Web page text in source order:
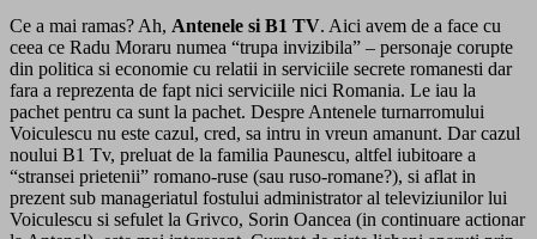
Ce a mai ramas? Ah, Antenele si B1 TV. Aici avem de a face cu
ceea ce Radu Moraru numea “trupa invizibila” – personaje corupte
din politica si economie cu relatii in serviciile secrete romanesti dar
fara a reprezenta de fapt nici serviciile nici Romania. Le iau la
pachet pentru ca sunt la pachet. Despre Antenele turnarromului
Voiculescu nu este cazul, cred, sa intru in vreun amanunt. Dar cazul
noului B1 Tv, preluat de la familia Paunescu, altfel iubitoare a
“stransei prietenii” romano-ruse (sau ruso-romane?), si aflat in
prezent sub manageriatul fostului administrator al televiziunilor lui
Voiculescu si sefulet la Grivco, Sorin Oancea (in continuare actionar